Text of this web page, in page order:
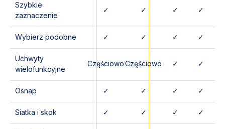
Szybkie
zaznaczenie
✓ ✓ ✓ ✓
Wybierz podobne ✓ ✓ ✓ ✓
Uchwyty
wielofunkcyjne
CzęściowoCzęściowo ✓ ✓
Osnap ✓ ✓ ✓ ✓
Siatka i skok ✓ ✓ ✓ ✓